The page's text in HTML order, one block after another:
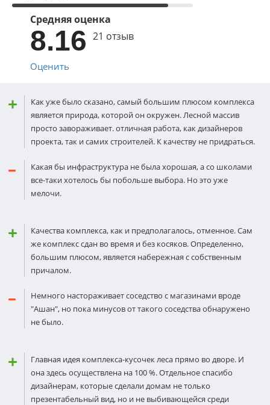
Средняя оценка
8.16 21 отзыв
Оценить
Как уже было сказано, самый большим плюсом комплекса
является природа, которой он окружен. Лесной массив
просто завораживает. отличная работа, как дизайнеров
проекта, так и самих строителей. К качеству не придраться.
Какая бы инфраструктура не была хорошая, а со школами
все-таки хотелось бы побольше выбора. Но это уже
мелочи.
Качества комплекса, как и предполагалось, отменное. Сам
же комплекс сдан во время и без косяков. Определенно,
большим плюсом, является набережная с собственным
причалом.
Немного настораживает соседство с магазинами вроде
"Ашан", но пока минусов от такого соседства обнаружено
не было.
Главная идея комплекса-кусочек леса прямо во дворе. И
она здесь осуществлена на 100 %. Отдельное спасибо
дизайнерам, которые сделали домам не только
презентабельный вид, но и не выбивающейся среди